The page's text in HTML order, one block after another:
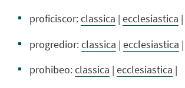
proficiscor:classica | ecclesiastica |
progredior:classica | ecclesiastica |
prohibeo:classica | ecclesiastica |